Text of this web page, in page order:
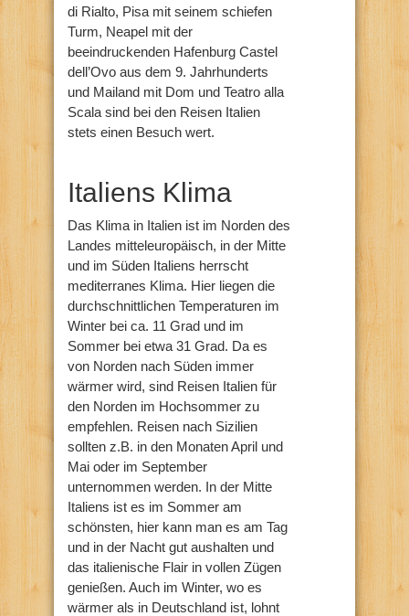
di Rialto, Pisa mit seinem schiefen
Turm, Neapel mit der
beeindruckenden Hafenburg Castel
dell’Ovo aus dem 9. Jahrhunderts
und Mailand mit Dom und Teatro alla
Scala sind bei den Reisen Italien
stets einen Besuch wert.
Italiens Klima
Das Klima in Italien ist im Norden des
Landes mitteleuropäisch, in der Mitte
und im Süden Italiens herrscht
mediterranes Klima. Hier liegen die
durchschnittlichen Temperaturen im
Winter bei ca. 11 Grad und im
Sommer bei etwa 31 Grad. Da es
von Norden nach Süden immer
wärmer wird, sind Reisen Italien für
den Norden im Hochsommer zu
empfehlen. Reisen nach Sizilien
sollten z.B. in den Monaten April und
Mai oder im September
unternommen werden. In der Mitte
Italiens ist es im Sommer am
schönsten, hier kann man es am Tag
und in der Nacht gut aushalten und
das italienische Flair in vollen Zügen
genießen. Auch im Winter, wo es
wärmer als in Deutschland ist, lohnt